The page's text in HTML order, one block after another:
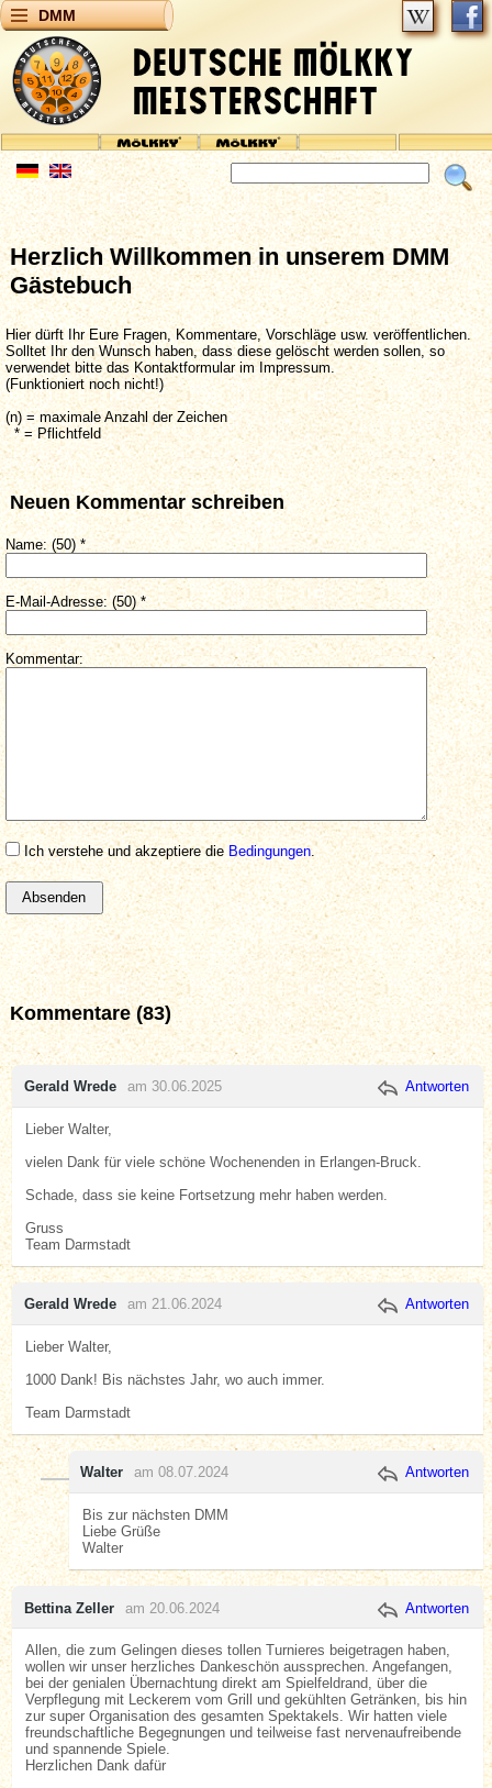
DMM
Herzlich Willkommen in unserem DMM
Gästebuch
Hier dürft Ihr Eure Fragen, Kommentare, Vorschläge usw. veröffentlichen.
Solltet Ihr den Wunsch haben, dass diese gelöscht werden sollen, so
verwendet bitte das Kontaktformular im Impressum.
(Funktioniert noch nicht!)
(n) = maximale Anzahl der Zeichen
* = Pflichtfeld
Neuen Kommentar schreiben
Name: (50) *
E-Mail-Adresse: (50) *
Kommentar:
Ich verstehe und akzeptiere die Bedingungen.
Kommentare (83)
Gerald Wrede am 30.06.2025 Antworten
Lieber Walter,
vielen Dank für viele schöne Wochenenden in Erlangen-Bruck.
Schade, dass sie keine Fortsetzung mehr haben werden.
Gruss
Team Darmstadt
Gerald Wrede am 21.06.2024 Antworten
Lieber Walter,
1000 Dank! Bis nächstes Jahr, wo auch immer.
Team Darmstadt
Walter am 08.07.2024 Antworten
Bis zur nächsten DMM
Liebe Grüße
Walter
Bettina Zeller am 20.06.2024 Antworten
Allen, die zum Gelingen dieses tollen Turnieres beigetragen haben,
wollen wir unser herzliches Dankeschön aussprechen. Angefangen,
bei der genialen Übernachtung direkt am Spielfeldrand, über die
Verpflegung mit Leckerem vom Grill und gekühlten Getränken, bis hin
zur super Organisation des gesamten Spektakels. Wir hatten viele
freundschaftliche Begegnungen und teilweise fast nervenaufreibende
und spannende Spiele.
Herzlichen Dank dafür